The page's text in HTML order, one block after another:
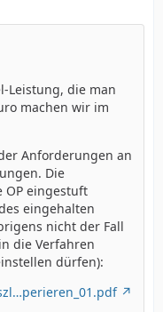
Leistung, die man
machen wir im
Anforderungen an
Die
OP eingestuft
eingehalten
nicht der Fall
die Verfahren
dürfen):